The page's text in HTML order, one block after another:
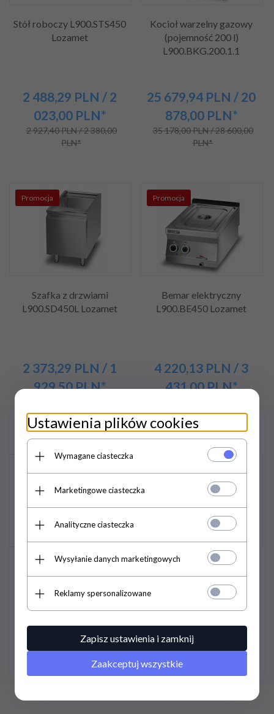
Stół roboczy L900.STS450
Lozamet
2 488,29 PLN / 2
023,00 PLN*
2 927,40 PLN / 2 380,00
PLN*
Kocioł warzelny gazowy
(pojemność 200 l)
L900.BKG.200.1.1
25 679,94 PLN / 20
878,00 PLN*
35 178,00 PLN / 28 600,00
PLN*
Promocja
Szafka z drzwiami
L900.SD450L Lozamet
2 373,29 PLN / 1
929,50PLN*
PLN*
Promocja
Bemar elektryczny
L900.BE450 Lozamet
4 220,13 PLN / 3
431,00PLN*
PLN*
Kocioł warzelny
elektryczny w obudowie
kwadratowej (pojemność
100 l) L900.BKE.100.3
PLN/ 17
PLN*
29 028,00 PLN / 23 600,00
Patelnia gazowa z misą
przechylną (przechył
automatyczny)
L900.PAG.040A Lozamet
22 178,13
031,00
30 381,00 PLN / 24 700,00
Ustawienia plików cookies
Wymagane ciasteczka
Marketingowe ciasteczka
Analityczne ciasteczka
Wysyłanie danych marketingowych
Reklamy spersonalizowane
Zapisz ustawienia i zamknij
Zaakceptuj wszystkie